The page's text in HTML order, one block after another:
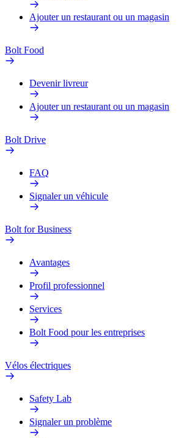
Ajouter un restaurant ou un magasin
Bolt Food
Devenir livreur
Ajouter un restaurant ou un magasin
Bolt Drive
FAQ
Signaler un véhicule
Bolt for Business
Avantages
Profil professionnel
Services
Bolt Food pour les entreprises
Vélos électriques
Safety Lab
Signaler un problème